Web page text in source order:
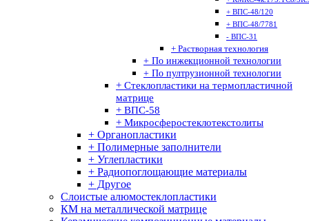
+ ВПС-48/120
+ ВПС-48/7781
- ВПС-31
+ Растворная технология
+ По инжекционной технологии
+ По пултрузионной технологии
+ Стеклопластики на термопластичной
матрице
+ ВПС-58
+ Микросферостеклотекстолиты
+ Органопластики
+ Полимерные заполнители
+ Углепластики
+ Радиопоглощающие материалы
+ Другое
Слоистые алюмостеклопластики
КМ на металлической матрице